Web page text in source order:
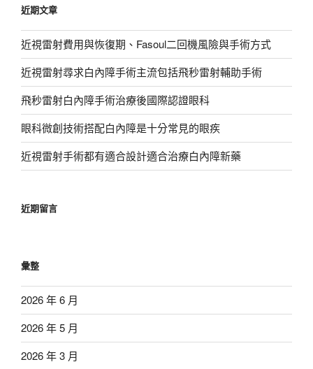
字:
近期文章
近視雷射費用與恢復期、Fasoul二回機風險與手術方式
近視雷射尋求白內障手術主流包括飛秒雷射輔助手術
飛秒雷射白內障手術治療後國際認證眼科
眼科微創技術搭配白內障是十分常見的眼疾
近視雷射手術都有適合設計適合治療白內障新藥
近期留言
彙整
2026 年 6 月
2026 年 5 月
2026 年 3 月